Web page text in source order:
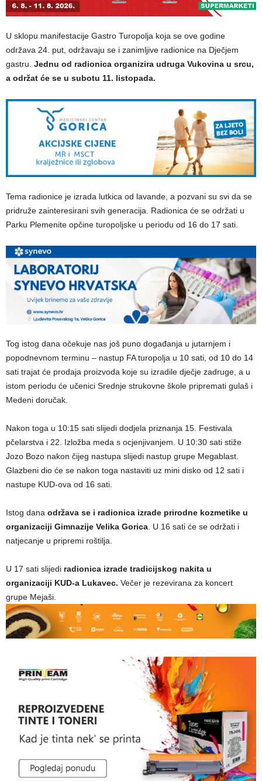
U sklopu manifestacije Gastro Turopolja koja se ove godine
održava 24. put, održavaju se i zanimljive radionice na Dječjem
gastru. Jednu od radionica organizira udruga Vukovina u srcu,
a održat će se u subotu 11. listopada.
Tema radionice je izrada lutkica od lavande, a pozvani su svi da se
pridruže zainteresirani svih generacija. Radionica će se održati u
Parku Plemenite opčine turopoljske u periodu od 16 do 17 sati.
Tog istog dana očekuje nas još puno događanja u jutarnjem i
popodnevnom terminu – nastup FA turopolja u 10 sati, od 10 do 14
sati trajat će prodaja proizvoda koje su izradile dječje zadruge, a u
istom periodu će učenici Srednje strukovne škole pripremati gulaš i
Medeni doručak.
Nakon toga u 10:15 sati slijedi dodjela priznanja 15. Festivala
pčelarstva i 22. Izložba meda s ocjenjivanjem. U 10:30 sati stiže
Jozo Bozo nakon čijeg nastupa slijedi nastup grupe Megablast.
Glazbeni dio će se nakon toga nastaviti uz mini disko od 12 sati i
nastupe KUD-ova od 16 sati.
Istog dana održava se i radionica izrade prirodne kozmetike u
organizaciji Gimnazije Velika Gorica . U 16 sati će se održati i
natjecanje u pripremi roštilja.
U 17 sati slijedi radionica izrade tradicijskog nakita u
organizaciji KUD-a Lukavec. Večer je rezevirana za koncert
grupe Mejaši.